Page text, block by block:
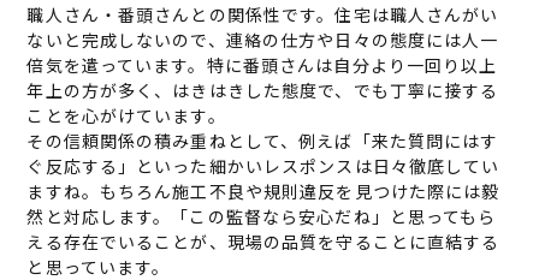
職人さん・番頭さんとの関係性です。住宅は職人さんがい
ないと完成しないので、連絡の仕方や日々の態度には人一
倍気を遣っています。特に番頭さんは自分より一回り以上
年上の方が多く、はきはきした態度で、でも丁寧に接する
ことを心がけています。
その信頼関係の積み重ねとして、例えば「来た質問にはす
ぐ反応する」といった細かいレスポンスは日々徹底してい
ますね。もちろん施工不良や規則違反を見つけた際には毅
然と対応します。「この監督なら安心だね」と思ってもら
える存在でいることが、現場の品質を守ることに直結する
と思っています。